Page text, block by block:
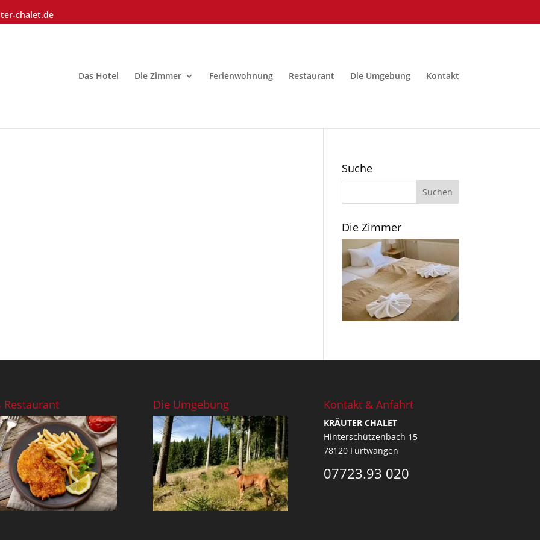
chalet.de
Das Hotel Die Zimmer Ferienwohnung Restaurant Die Umgebung Kontakt
Suche
Die Zimmer
Restaurant Die Umgebung Kontakt & Anfahrt
KRÄUTER CHALET
Hinterschützenbach 15
78120 Furtwangen
07723.93 020